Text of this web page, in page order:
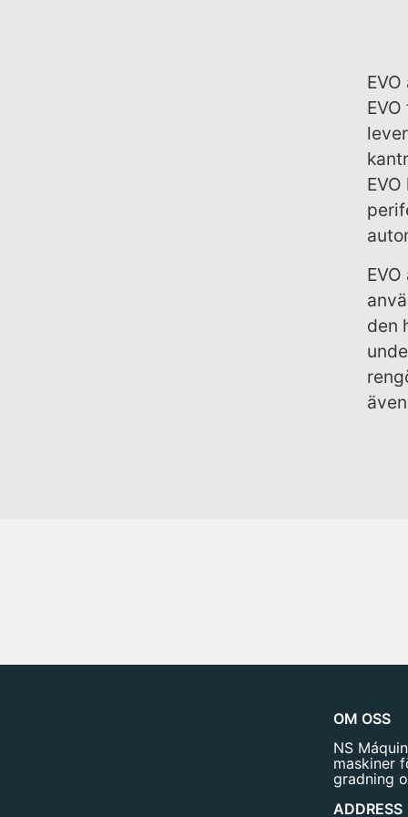
den
OM OSS
NS
maskiner
gradning
ADDRESS